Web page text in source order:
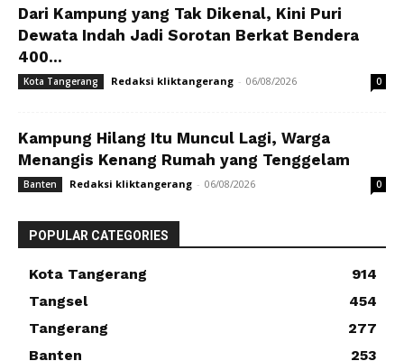
Dari Kampung yang Tak Dikenal, Kini Puri
Dewata Indah Jadi Sorotan Berkat Bendera
400...
Kota Tangerang Redaksi kliktangerang - 06/08/2026 0
Kampung Hilang Itu Muncul Lagi, Warga
Menangis Kenang Rumah yang Tenggelam
Banten Redaksi kliktangerang - 06/08/2026 0
POPULAR CATEGORIES
Kota Tangerang
914
Tangsel
454
Tangerang
277
Banten
253